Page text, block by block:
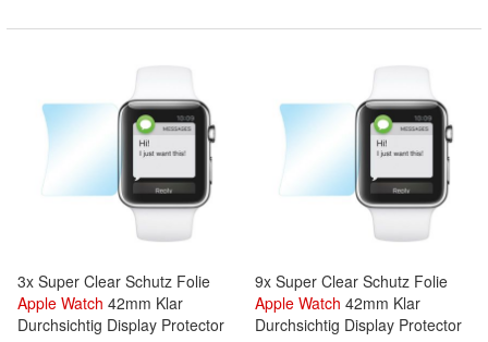
3x Super Clear Schutz Folie
Apple Watch 42mm Klar
Durchsichtig Display Protector
9x Super Clear Schutz Folie
Apple Watch 42mm Klar
Durchsichtig Display Protector